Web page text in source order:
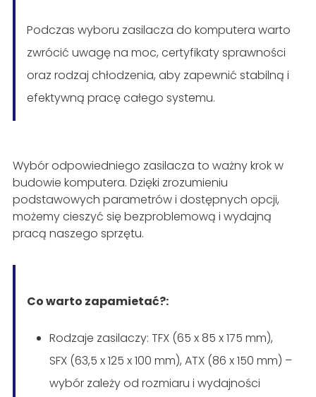
Podczas wyboru zasilacza do komputera warto
zwrócić uwagę na moc, certyfikaty sprawności
oraz rodzaj chłodzenia, aby zapewnić stabilną i
efektywną pracę całego systemu.
Wybór odpowiedniego zasilacza to ważny krok w
budowie komputera. Dzięki zrozumieniu
podstawowych parametrów i dostępnych opcji,
możemy cieszyć się bezproblemową i wydajną
pracą naszego sprzętu.
Co warto zapamietać?:
Rodzaje zasilaczy: TFX (65 x 85 x 175 mm),
SFX (63,5 x 125 x 100 mm), ATX (86 x 150 mm) –
wybór zależy od rozmiaru i wydajności